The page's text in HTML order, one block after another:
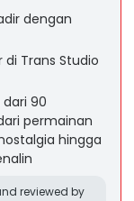
dengan
Trans Studio
90
permainan
hingga
reviewed by